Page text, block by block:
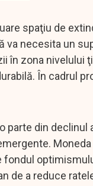
spaţiu de
necesita un
în zona nivelului
În cadrul
parte din declinul
fondul
de a reduce